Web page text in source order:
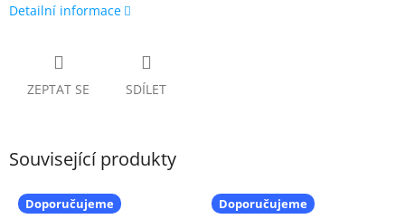
Detailní informace
ZEPTAT SE SDÍLET
Související produkty
Doporučujeme Doporučujeme